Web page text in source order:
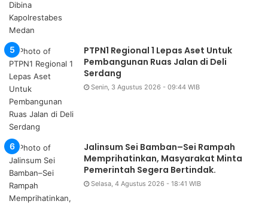
PTPN1 Regional 1 Lepas Aset Untuk
Pembangunan Ruas Jalan di Deli
Serdang
Senin, 3 Agustus 2026 - 09:44 WIB
Jalinsum Sei Bamban–Sei Rampah
Memprihatinkan, Masyarakat Minta
Pemerintah Segera Bertindak.
Selasa, 4 Agustus 2026 - 18:41 WIB